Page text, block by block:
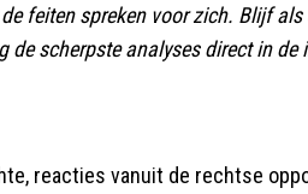
feiten spreken voor zich. Blijf als
de scherpste analyses direct in de
reacties vanuit de rechtse